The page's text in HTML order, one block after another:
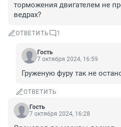
торможения двигателем не
ведрах?
ОТВЕТИТЬ 1
Гость
7 октября 2024, 16:59
Груженую фуру так не
ОТВЕТИТЬ
Гость
7 октября 2024, 16:28